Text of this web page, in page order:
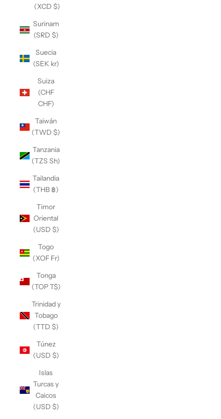
(XCD $)
Surinam
(SRD $)
Suecia
(SEK kr)
Suiza
(CHF
CHF)
Taiwán
(TWD $)
Tanzania
(TZS Sh)
Tailandia
(THB ฿)
Timor
Oriental
(USD $)
Togo
(XOF Fr)
Tonga
(TOP T$)
Trinidad y
Tobago
(TTD $)
Túnez
(USD $)
Islas
Turcas y
Caicos
(USD $)